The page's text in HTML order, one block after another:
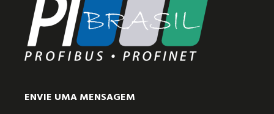
ENVIE UMA MENSAGEM